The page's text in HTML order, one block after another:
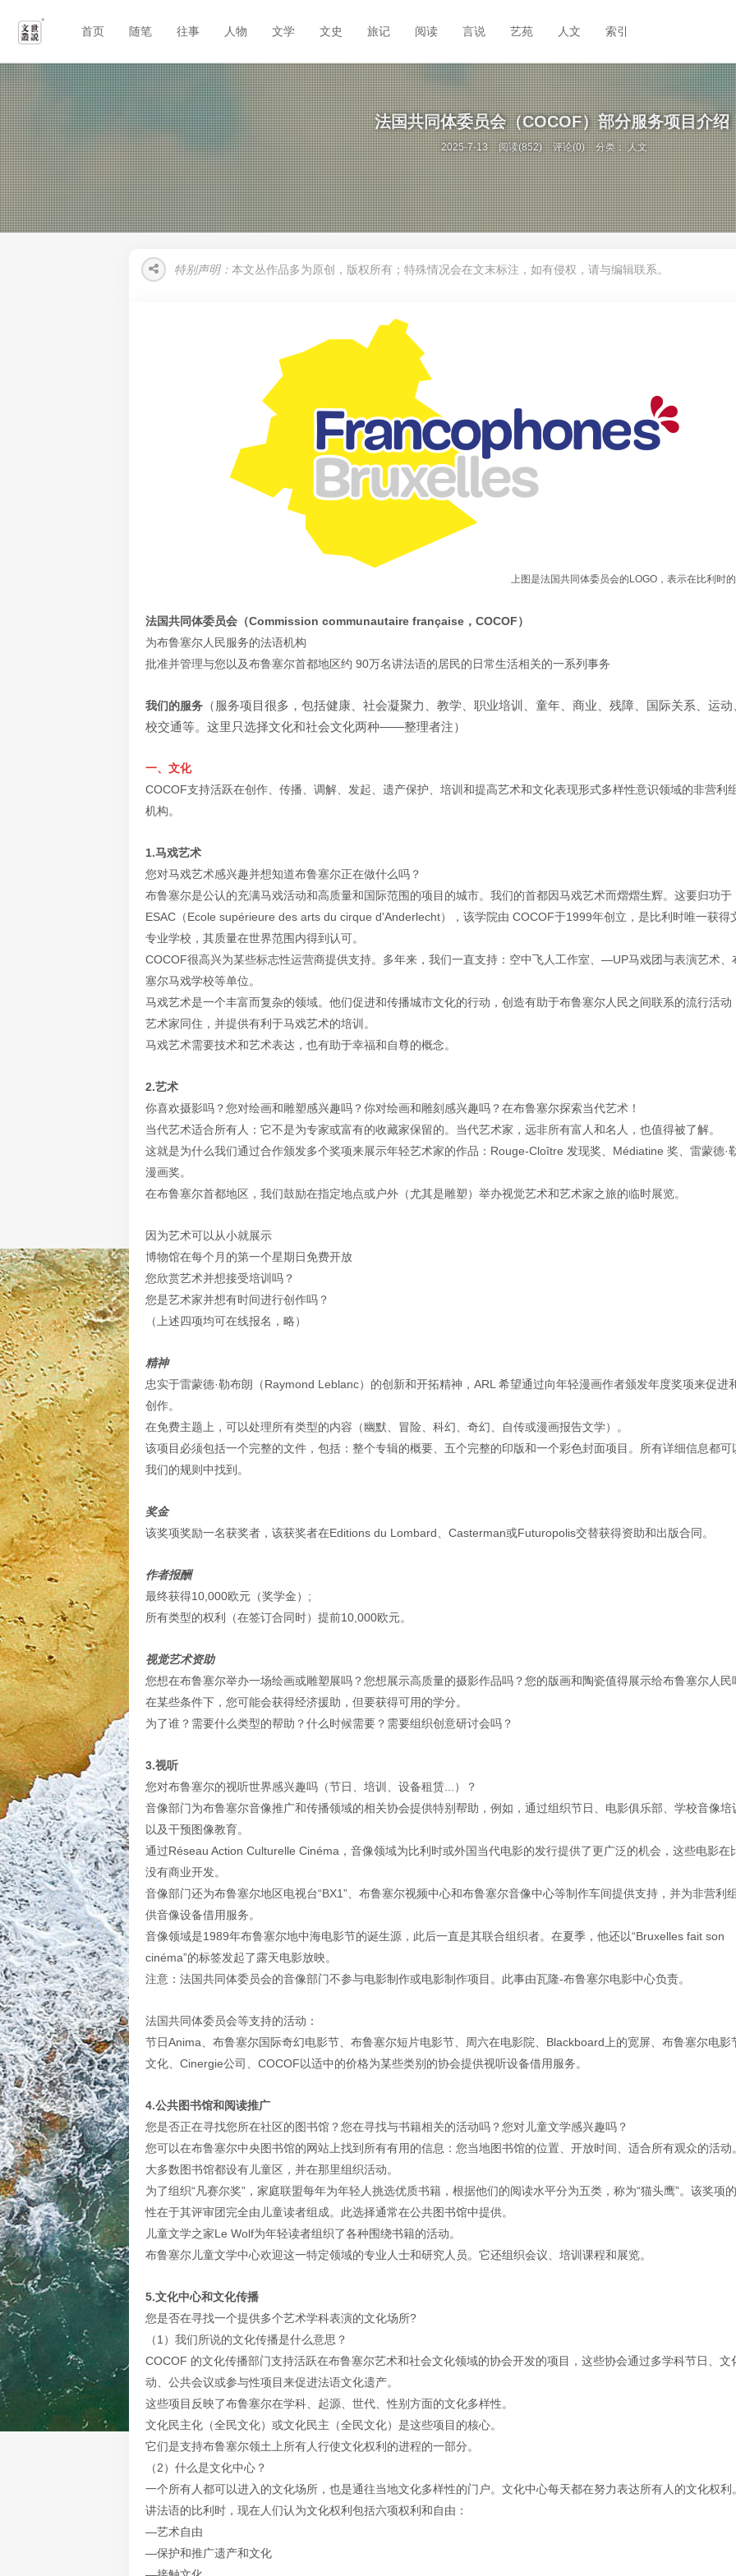
首页 随笔 往事 人物 文学 文史 旅记 阅读 言说 艺苑 人文 索引
法国共同体委员会（COCOF）部分服务项目介绍
2025-7-13 阅读(852) 评论(0) 分类：人文
特别声明： 本文丛作品多为原创，版权所有；特殊情况会在文末标注，如有侵权，请与编辑联系。
上图是法国共同体委员会的LOGO，表示在比利时
法国共同体委员会（Commission communautaire française，COCOF）
为布鲁塞尔人民服务的法语机构
批准并管理与您以及布鲁塞尔首都地区约 90万名讲法语的居民的日常生活相关的一系列事务
我们的服务 （服务项目很多，包括健康、社会凝聚力、教学、职业培训、童年、商业、残障、国际关系、运动
校交通等。这里只选择文化和社会文化两种——整理者注）
一、文化
COCOF支持活跃在创作、传播、调解、发起、遗产保护、培训和提高艺术和文化表现形式多样性意识领域的非营利
机构。
1.马戏艺术
您对马戏艺术感兴趣并想知道布鲁塞尔正在做什么吗？
布鲁塞尔是公认的充满马戏活动和高质量和国际范围的项目的城市。我们的首都因马戏艺术而熠熠生辉。这要归功于
ESAC（Ecole supérieure des arts du cirque d'Anderlecht），该学院由 COCOF于1999年创立，是比利时唯一获得
专业学校，其质量在世界范围内得到认可。
COCOF很高兴为某些标志性运营商提供支持。多年来，我们一直支持：空中飞人工作室、—UP马戏团与表演艺术、
塞尔马戏学校等单位。
马戏艺术是一个丰富而复杂的领域。他们促进和传播城市文化的行动，创造有助于布鲁塞尔人民之间联系的流行活动
艺术家同住，并提供有利于马戏艺术的培训。
马戏艺术需要技术和艺术表达，也有助于幸福和自尊的概念。
2.艺术
你喜欢摄影吗？您对绘画和雕塑感兴趣吗？你对绘画和雕刻感兴趣吗？在布鲁塞尔探索当代艺术！
当代艺术适合所有人：它不是为专家或富有的收藏家保留的。当代艺术家，远非所有富人和名人，也值得被了解。
这就是为什么我们通过合作颁发多个奖项来展示年轻艺术家的作品：Rouge-Cloître 发现奖、Médiatine 奖、雷蒙德·
漫画奖。
在布鲁塞尔首都地区，我们鼓励在指定地点或户外（尤其是雕塑）举办视觉艺术和艺术家之旅的临时展览。
因为艺术可以从小就展示
博物馆在每个月的第一个星期日免费开放
您欣赏艺术并想接受培训吗？
您是艺术家并想有时间进行创作吗？
（上述四项均可在线报名，略）
精神
忠实于雷蒙德·勒布朗（Raymond Leblanc）的创新和开拓精神，ARL 希望通过向年轻漫画作者颁发年度奖项来促进
创作。
在免费主题上，可以处理所有类型的内容（幽默、冒险、科幻、奇幻、自传或漫画报告文学）。
该项目必须包括一个完整的文件，包括：整个专辑的概要、五个完整的印版和一个彩色封面项目。所有详细信息都可
我们的规则中找到。
奖金
该奖项奖励一名获奖者，该获奖者在Editions du Lombard、Casterman或Futuropolis交替获得资助和出版合同。
作者报酬
最终获得10,000欧元（奖学金）;
所有类型的权利（在签订合同时）提前10,000欧元。
视觉艺术资助
您想在布鲁塞尔举办一场绘画或雕塑展吗？您想展示高质量的摄影作品吗？您的版画和陶瓷值得展示给布鲁塞尔人民
在某些条件下，您可能会获得经济援助，但要获得可用的学分。
为了谁？需要什么类型的帮助？什么时候需要？需要组织创意研讨会吗？
3.视听
您对布鲁塞尔的视听世界感兴趣吗（节日、培训、设备租赁...）？
音像部门为布鲁塞尔音像推广和传播领域的相关协会提供特别帮助，例如，通过组织节日、电影俱乐部、学校音像培
以及干预图像教育。
通过Réseau Action Culturelle Cinéma，音像领域为比利时或外国当代电影的发行提供了更广泛的机会，这些电影在
没有商业开发。
音像部门还为布鲁塞尔地区电视台“BX1”、布鲁塞尔视频中心和布鲁塞尔音像中心等制作车间提供支持，并为非营利
供音像设备借用服务。
音像领域是1989年布鲁塞尔地中海电影节的诞生源，此后一直是其联合组织者。在夏季，他还以“Bruxelles fait son
cinéma”的标签发起了露天电影放映。
注意：法国共同体委员会的音像部门不参与电影制作或电影制作项目。此事由瓦隆-布鲁塞尔电影中心负责。
法国共同体委员会等支持的活动：
节日Anima、布鲁塞尔国际奇幻电影节、布鲁塞尔短片电影节、周六在电影院、Blackboard上的宽屏、布鲁塞尔电影
文化、Cinergie公司、COCOF以适中的价格为某些类别的协会提供视听设备借用服务。
4.公共图书馆和阅读推广
您是否正在寻找您所在社区的图书馆？您在寻找与书籍相关的活动吗？您对儿童文学感兴趣吗？
您可以在布鲁塞尔中央图书馆的网站上找到所有有用的信息：您当地图书馆的位置、开放时间、适合所有观众的活动。
大多数图书馆都设有儿童区，并在那里组织活动。
为了组织“凡赛尔奖”，家庭联盟每年为年轻人挑选优质书籍，根据他们的阅读水平分为五类，称为“猫头鹰”。该奖项
性在于其评审团完全由儿童读者组成。此选择通常在公共图书馆中提供。
儿童文学之家Le Wolf为年轻读者组织了各种围绕书籍的活动。
布鲁塞尔儿童文学中心欢迎这一特定领域的专业人士和研究人员。它还组织会议、培训课程和展览。
5.文化中心和文化传播
您是否在寻找一个提供多个艺术学科表演的文化场所?
（1）我们所说的文化传播是什么意思？
COCOF 的文化传播部门支持活跃在布鲁塞尔艺术和社会文化领域的协会开发的项目，这些协会通过多学科节日、文
动、公共会议或参与性项目来促进法语文化遗产。
这些项目反映了布鲁塞尔在学科、起源、世代、性别方面的文化多样性。
文化民主化（全民文化）或文化民主（全民文化）是这些项目的核心。
它们是支持布鲁塞尔领土上所有人行使文化权利的进程的一部分。
（2）什么是文化中心？
一个所有人都可以进入的文化场所，也是通往当地文化多样性的门户。文化中心每天都在努力表达所有人的文化权利
讲法语的比利时，现在人们认为文化权利包括六项权利和自由：
—艺术自由
—保护和推广遗产和文化